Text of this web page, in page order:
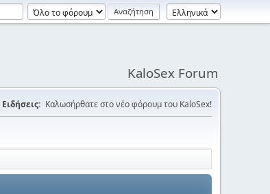
KaloSex Forum
Ειδήσεις: Καλωσήρθατε στο νέο φόρουμ του KaloSex!